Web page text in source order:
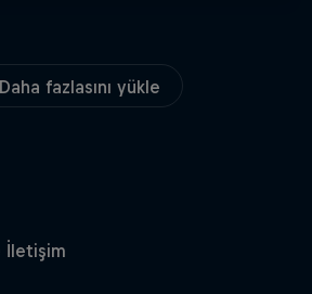
Daha fazlasını yükle